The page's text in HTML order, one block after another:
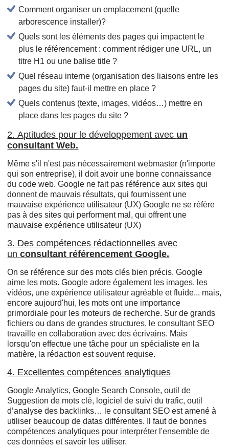
Comment organiser un emplacement (quelle
arborescence installer)?
Quels sont les éléments des pages qui impactent le
plus le référencement : comment rédiger une URL, un
titre H1 ou une balise title ?
Quel réseau interne (organisation des liaisons entre les
pages du site) faut-il mettre en place ?
Quels contenus (texte, images, vidéos…) mettre en
place dans les pages du site ?
2. Aptitudes pour le développement avec un
consultant Web.
Même s'il n'est pas nécessairement webmaster (n'importe
qui son entreprise), il doit avoir une bonne connaissance
du code web. Google ne fait pas référence aux sites qui
donnent de mauvais résultats, qui fournissent une
mauvaise expérience utilisateur (UX) Google ne se réfère
pas à des sites qui performent mal, qui offrent une
mauvaise expérience utilisateur (UX)
3. Des compétences rédactionnelles avec
unconsultant référencement Google.
On se référence sur des mots clés bien précis. Google
aime les mots. Google adore également les images, les
vidéos, une expérience utilisateur agréable et fluide... mais,
encore aujourd'hui, les mots ont une importance
primordiale pour les moteurs de recherche. Sur de grands
fichiers ou dans de grandes structures, le consultant SEO
travaille en collaboration avec des écrivains. Mais
lorsqu'on effectue une tâche pour un spécialiste en la
matière, la rédaction est souvent requise.
4. Excellentes compétences analytiques
Google Analytics, Google Search Console, outil de
Suggestion de mots clé, logiciel de suivi du trafic, outil
d’analyse des backlinks… le consultant SEO est amené à
utiliser beaucoup de datas différentes. Il faut de bonnes
compétences analytiques pour interpréter l'ensemble de
ces données et savoir les utiliser.